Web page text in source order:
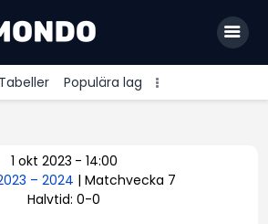
Tabeller Populära lag
League
1 okt 2023 - 14:00
– 2024 | Matchvecka 7
Halvtid: 0-0